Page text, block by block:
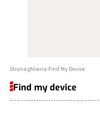
Strona główna Find My Device
Find my device